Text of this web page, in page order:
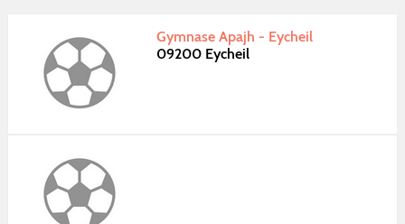
Gymnase Apajh - Eycheil
09200 Eycheil